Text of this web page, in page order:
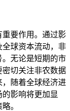
要作用。通过影
全球资本流动，非
无论是短期的市
切关注非农数据
随着全球经济进
影响将更加显
。